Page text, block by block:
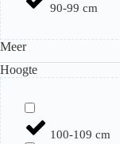
90-99 cm
Meer
Hoogte
100-109 cm